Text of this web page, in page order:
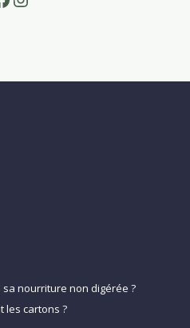
nourriture non digérée ?S’ouvre
les cartons ?S’ouvre